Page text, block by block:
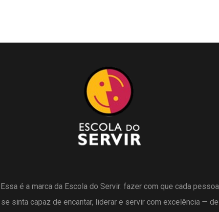
Essa é a marca da Escola do Servir: fazer com que cada pessoa
se sinta capaz de encantar, liderar e servir com excelência — de